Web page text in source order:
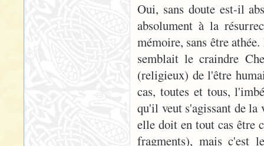
Oui, sans doute est-il
absolument à la
mémoire, sans être
semblait le craindre
(religieux) de l'être
cas, toutes et tous,
qu'il veut s'agissant de
elle doit en tout cas être
fragments), mais c'est